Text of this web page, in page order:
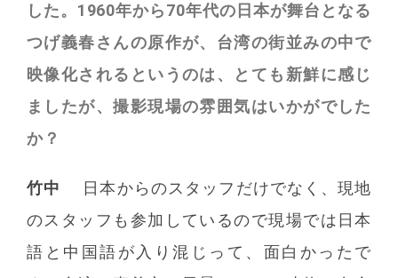
した。1960年から70年代の日本が舞台となる
つげ義春さんの原作が、台湾の街並みの中で
映像化されるというのは、とても新鮮に感じ
ましたが、撮影現場の雰囲気はいかがでした
か？
竹中
日本からのスタッフだけでなく、現地
のスタッフも参加しているので現場では日本
語と中国語が入り混じって、面白かったで